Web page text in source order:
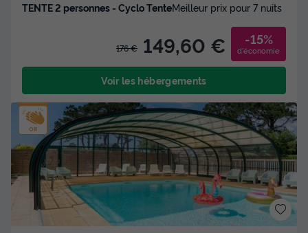
TENTE 2 personnes - Cyclo TenteMeilleur prix pour 7 nuits
176 € 149,60 € -15%
d'économie
Voir les hébergements